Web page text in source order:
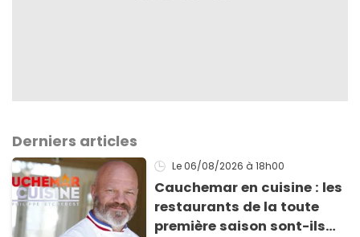
Derniers articles
Le 06/08/2026 à 18h00
Cauchemar en cuisine : les
restaurants de la toute
première saison sont-ils